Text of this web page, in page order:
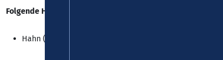
Folgende Haltestelle kann nicht bedient werden:
Hahn (Hunsrück), "Gemeindesaal"